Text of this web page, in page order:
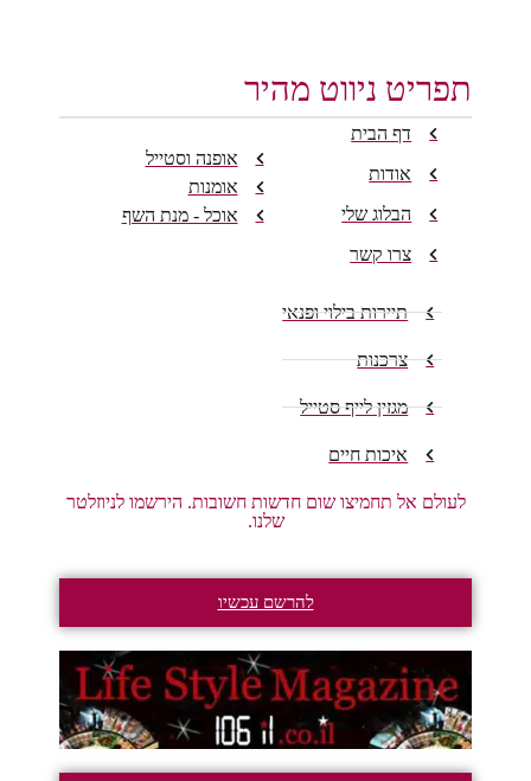
תפריט ניווט מהיר
דף הבית
אודות
הבלוג שלי
צרו קשר
אופנה וסטייל
אומנות
אוכל - מנת השף
תיירות בילוי ופנאי
צרכנות
מגזין לייף סטייל
איכות חיים
לעולם אל תחמיצו שום חדשות חשובות. הירשמו לניוזלטר
שלנו.
להרשם עכשיו